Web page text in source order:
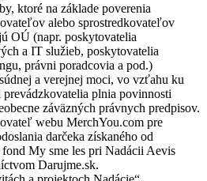
ktoré na základe poverenia
alebo sprostredkovateľov
OÚ (napr. poskytovatelia
a IT služieb, poskytovatelia
právni poradcovia a pod.)
a verejnej moci, vo vzťahu ku
plnia povinnosti
záväzných právnych predpisov.
webu MerchYou.com pre
darčeka získaného od
My sme les pri Nadácii Aevis
Darujme.sk.